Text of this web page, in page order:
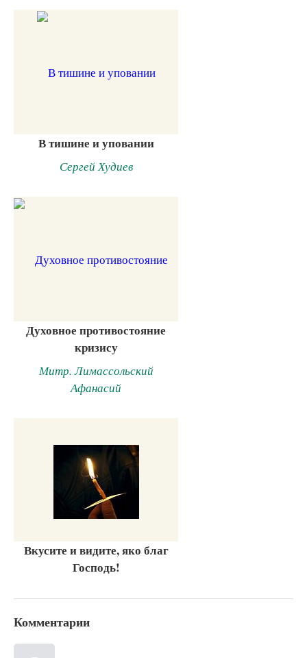
В тишине и уповании
Сергей Худиев
Духовное противостояние
кризису
Митр. Лимассольский
Афанасий
Вкусите и видите, яко благ
Господь!
Комментарии